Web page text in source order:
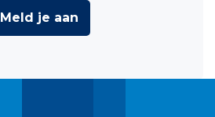
Meld je aan